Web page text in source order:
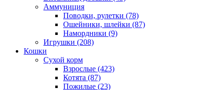
Аммуниция
Поводки, рулетки (78)
Ошейники, шлейки (87)
Намордники (9)
Игрушки (208)
Кошки
Сухой корм
Взрослые (423)
Котята (87)
Пожилые (23)